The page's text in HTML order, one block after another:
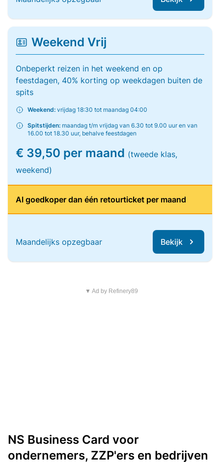
Weekend Vrij
Onbeperkt reizen in het weekend en op
feestdagen, 40% korting op weekdagen buiten de
spits
Weekend: vrijdag 18:30 tot maandag 04:00
Spitstijden: maandag t/m vrijdag van 6.30 tot 9.00 uur en van
16.00 tot 18.30 uur, behalve feestdagen
€ 39,50 per maand (tweede klas,
weekend)
Al goedkoper dan één retourticket per maand
Maandelijks opzegbaar Bekijk
▼ Ad by Refinery89
NS Business Card voor
ondernemers, ZZP'ers en bedrijven